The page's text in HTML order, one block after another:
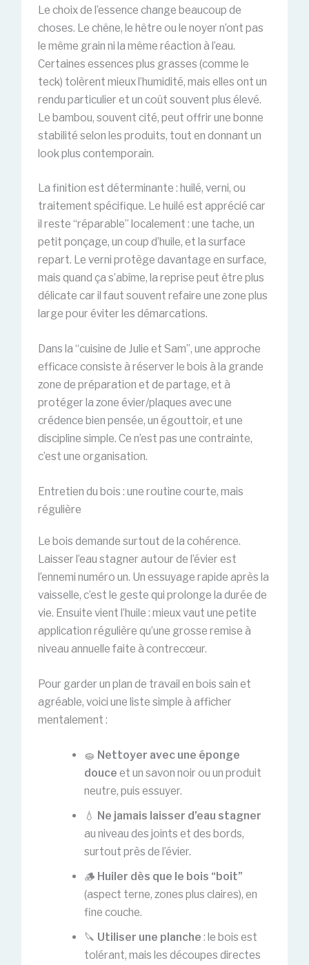
Le choix de l’essence change beaucoup de
choses. Le chêne, le hêtre ou le noyer n’ont pas
le même grain ni la même réaction à l’eau.
Certaines essences plus grasses (comme le
teck) tolèrent mieux l’humidité, mais elles ont un
rendu particulier et un coût souvent plus élevé.
Le bambou, souvent cité, peut offrir une bonne
stabilité selon les produits, tout en donnant un
look plus contemporain.
La finition est déterminante : huilé, verni, ou
traitement spécifique. Le huilé est apprécié car
il reste “réparable” localement : une tache, un
petit ponçage, un coup d’huile, et la surface
repart. Le verni protège davantage en surface,
mais quand ça s’abîme, la reprise peut être plus
délicate car il faut souvent refaire une zone plus
large pour éviter les démarcations.
Dans la “cuisine de Julie et Sam”, une approche
efficace consiste à réserver le bois à la grande
zone de préparation et de partage, et à
protéger la zone évier/plaques avec une
crédence bien pensée, un égouttoir, et une
discipline simple. Ce n’est pas une contrainte,
c’est une organisation.
Entretien du bois : une routine courte, mais
régulière
Le bois demande surtout de la cohérence.
Laisser l’eau stagner autour de l’évier est
l’ennemi numéro un. Un essuyage rapide après la
vaisselle, c’est le geste qui prolonge la durée de
vie. Ensuite vient l’huile : mieux vaut une petite
application régulière qu’une grosse remise à
niveau annuelle faite à contrecœur.
Pour garder un plan de travail en bois sain et
agréable, voici une liste simple à afficher
mentalement :
🧽 Nettoyer avec une éponge
douce et un savon noir ou un produit
neutre, puis essuyer.
💧 Ne jamais laisser d’eau stagner
au niveau des joints et des bords,
surtout près de l’évier.
🪵 Huiler dès que le bois “boit”
(aspect terne, zones plus claires), en
fine couche.
🔪 Utiliser une planche : le bois est
tolérant, mais les découpes directes